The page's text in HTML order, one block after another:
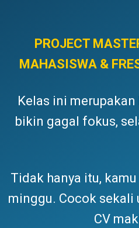
PROJECT
MAHASISWA &
Kelas ini merupakan
bikin gagal fokus,
Tidak hanya itu,
minggu. Cocok sekali
CV